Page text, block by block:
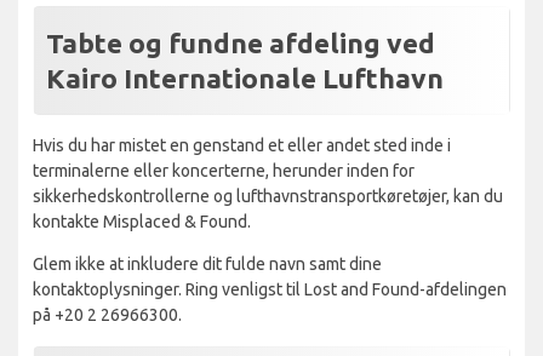
Tabte og fundne afdeling ved
Kairo Internationale Lufthavn
Hvis du har mistet en genstand et eller andet sted inde i
terminalerne eller koncerterne, herunder inden for
sikkerhedskontrollerne og lufthavnstransportkøretøjer, kan du
kontakte Misplaced & Found.
Glem ikke at inkludere dit fulde navn samt dine
kontaktoplysninger. Ring venligst til Lost and Found-afdelingen
på +20 2 26966300.